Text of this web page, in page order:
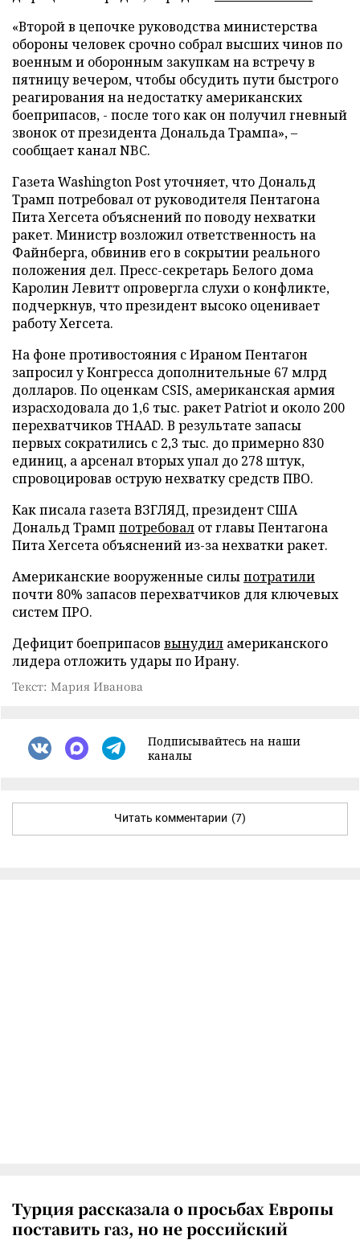
«Второй в цепочке руководства министерства
обороны человек срочно собрал высших чинов по
военным и оборонным закупкам на встречу в
пятницу вечером, чтобы обсудить пути быстрого
реагирования на недостатку американских
боеприпасов, - после того как он получил гневный
звонок от президента Дональда Трампа», –
сообщает канал NBC.
Газета Washington Post уточняет, что Дональд
Трамп потребовал от руководителя Пентагона
Пита Хегсета объяснений по поводу нехватки
ракет. Министр возложил ответственность на
Файнберга, обвинив его в сокрытии реального
положения дел. Пресс-секретарь Белого дома
Каролин Левитт опровергла слухи о конфликте,
подчеркнув, что президент высоко оценивает
работу Хегсета.
На фоне противостояния с Ираном Пентагон
запросил у Конгресса дополнительные 67 млрд
долларов. По оценкам CSIS, американская армия
израсходовала до 1,6 тыс. ракет Patriot и около 200
перехватчиков THAAD. В результате запасы
первых сократились с 2,3 тыс. до примерно 830
единиц, а арсенал вторых упал до 278 штук,
спровоцировав острую нехватку средств ПВО.
Как писала газета ВЗГЛЯД, президент США
Дональд Трамп потребовал от главы Пентагона
Пита Хегсета объяснений из-за нехватки ракет.
Американские вооруженные силыпотратили
почти 80% запасов перехватчиков для ключевых
систем ПРО.
Дефицит боеприпасов вынудил американского
лидера отложить удары по Ирану.
Текст: Мария Иванова
Подписывайтесь на наши
каналы
Читать комментарии (7)
Турция рассказала о просьбах Европы
поставить газ, но не российский